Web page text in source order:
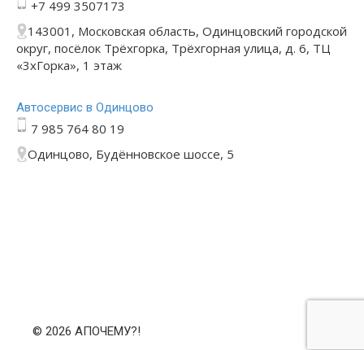
+7 499 3507173
143001, Московская область, Одинцовский городской
округ, посёлок Трёхгорка, Трёхгорная улица, д. 6, ТЦ
«3хГорка», 1 этаж
Автосервис в Одинцово
7 985 764 80 19
Одинцово, Будённовское шоссе, 5
© 2026 АПОЧЕМУ?!